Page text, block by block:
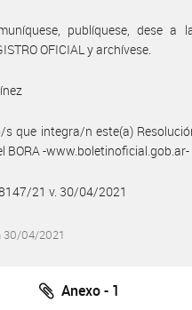
publíquese, dese a
OFICIAL y archívese.
s que integra/n este(a)
BORA -www.boletinoficial.gob.ar-
21 v. 30/04/2021
30/04/2021
Anexo - 1